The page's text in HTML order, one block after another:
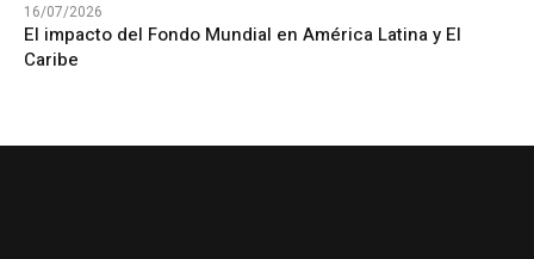
16/07/2026
El impacto del Fondo Mundial en América Latina y El
Caribe